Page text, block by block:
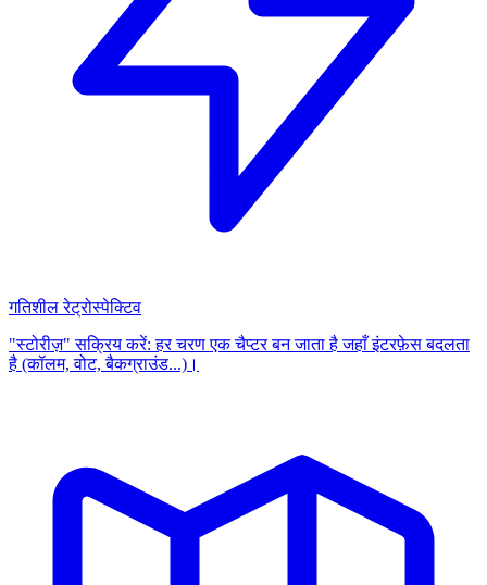
गतिशील रेट्रोस्पेक्टिव
"स्टोरीज़" सक्रिय करें: हर चरण एक चैप्टर बन जाता है जहाँ इंटरफ़ेस बदलता
है (कॉलम, वोट, बैकग्राउंड...)।